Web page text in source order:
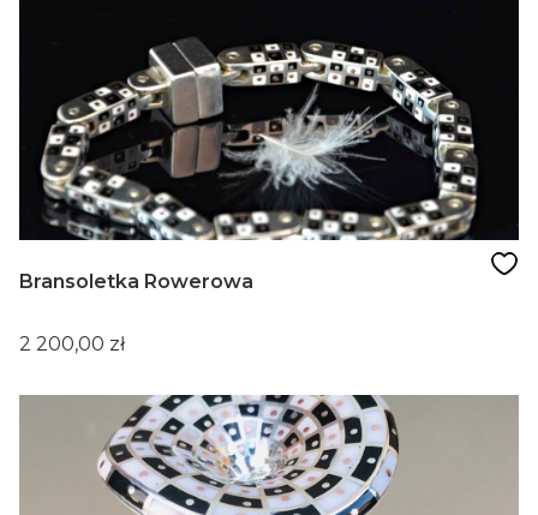
Bransoletka Rowerowa
Cena
2 200,00 zł